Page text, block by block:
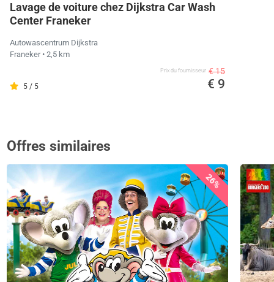
Lavage de voiture chez Dijkstra Car Wash
Center Franeker
Autowascentrum Dijkstra
Franeker • 2,5 km
5 / 5
Prix ​​du fournisseur € 15
€ 9
Offres similaires
26%